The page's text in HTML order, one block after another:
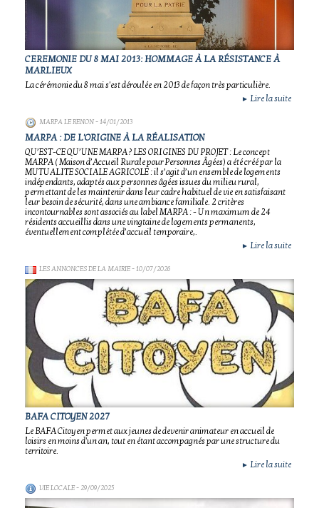
CEREMONIE DU 8 MAI 2013: HOMMAGE À LA RÉSISTANCE À
MARLIEUX
La cérémonie du 8 mai s'est déroulée en 2013 de façon très particulière.
► Lire la suite
MARPA LE RENON- 14/01/2013
MARPA : DE L'ORIGINE À LA RÉALISATION
QU’EST-CE QU’UNE MARPA ? LES ORIGINES DU PROJET : Le concept
MARPA ( Maison d’Accueil Rurale pour Personnes Âgées) a été créé par la
MUTUALITE SOCIALE AGRICOLE : il s’agit d’un ensemble de logements
indépendants, adaptés aux personnes âgées issues du milieu rural,
permettant de les maintenir dans leur cadre habituel de vie en satisfaisant
leur besoin de sécurité, dans une ambiance familiale. 2 critères
incontournables sont associés au label MARPA : - Un maximum de 24
résidents accueillis dans une vingtaine de logements permanents,
éventuellement complétée d’accueil temporaire,.
► Lire la suite
LES ANNONCES DE LA MAIRIE- 10/07/2026
BAFA CITOYEN 2027
Le BAFA Citoyen permet aux jeunes de devenir animateur en accueil de
loisirs en moins d'un an, tout en étant accompagnés par une structure du
territoire.
► Lire la suite
VIE LOCALE- 29/09/2025